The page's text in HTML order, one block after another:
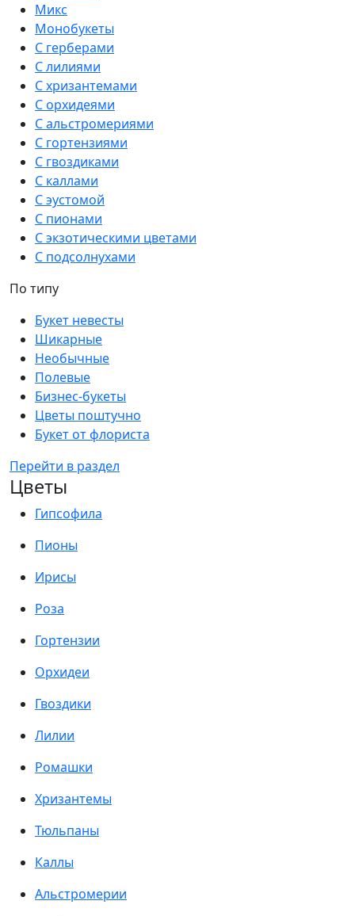
Микс
Монобукеты
С герберами
С лилиями
С хризантемами
С орхидеями
С альстромериями
С гортензиями
С гвоздиками
С каллами
С эустомой
С пионами
С экзотическими цветами
С подсолнухами
По типу
Букет невесты
Шикарные
Необычные
Полевые
Бизнес-букеты
Цветы поштучно
Букет от флориста
Перейти в раздел
Цветы
Гипсофила
Пионы
Ирисы
Роза
Гортензии
Орхидеи
Гвоздики
Лилии
Ромашки
Хризантемы
Тюльпаны
Каллы
Альстромерии